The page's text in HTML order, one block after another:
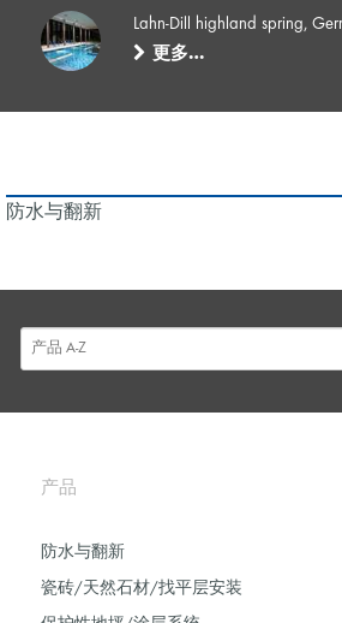
Lahn-Dill highland spring,
更多…
防水与翻新
产品
防水与翻新
瓷砖/天然石材/找平层安装